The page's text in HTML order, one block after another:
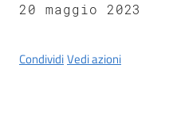
argomenti
20 maggio 2023
CondividiVedi azioni